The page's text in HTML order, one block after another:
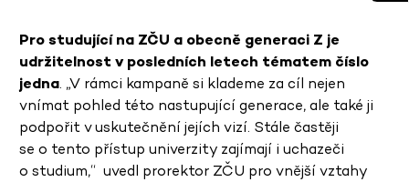
Pro studující na ZČU a obecně generaci Z je
udržitelnost v posledních letech tématem číslo
jedna. „V rámci kampaně si klademe za cíl nejen
vnímat pohled této nastupující generace, ale také ji
podpořit v uskutečnění jejích vizí. Stále častěji
se o tento přístup univerzity zajímají i uchazeči
o studium,“ uvedl prorektor ZČU pro vnější vztahy